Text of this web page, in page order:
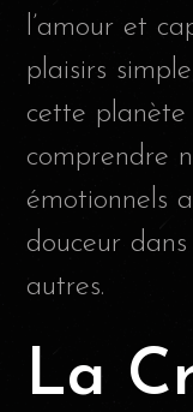
l’amour et
plaisirs
cette
comprendre
émotionnels
douceur
autres.
La